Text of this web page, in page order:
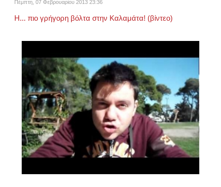
Πέμπτη, 07 Φεβρουαρίου 2013 23:36
H... πιο γρήγορη βόλτα στην Καλαμάτα! (βίντεο)